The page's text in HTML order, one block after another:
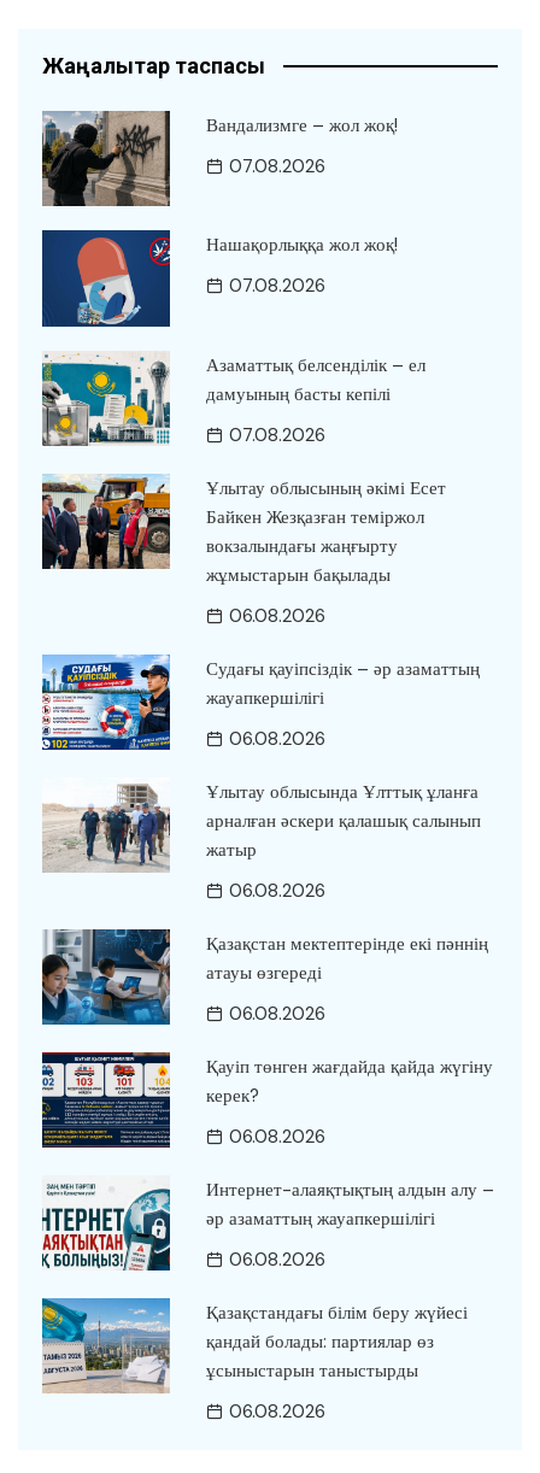
Жаңалықтар таспасы
Вандализмге – жол жоқ!
07.08.2026
Нашақорлыққа жол жоқ!
07.08.2026
Азаматтық белсенділік – ел
дамуының басты кепілі
07.08.2026
Ұлытау облысының әкімі Есет
Байкен Жезқазған теміржол
вокзалындағы жаңғырту
жұмыстарын бақылады
06.08.2026
Судағы қауіпсіздік – әр азаматтың
жауапкершілігі
06.08.2026
Ұлытау облысында Ұлттық ұланға
арналған әскери қалашық салынып
жатыр
06.08.2026
Қазақстан мектептерінде екі пәннің
атауы өзгереді
06.08.2026
Қауіп төнген жағдайда қайда жүгіну
керек?
06.08.2026
Интернет-алаяқтықтың алдын алу –
әр азаматтың жауапкершілігі
06.08.2026
Қазақстандағы білім беру жүйесі
қандай болады: партиялар өз
ұсыныстарын таныстырды
06.08.2026